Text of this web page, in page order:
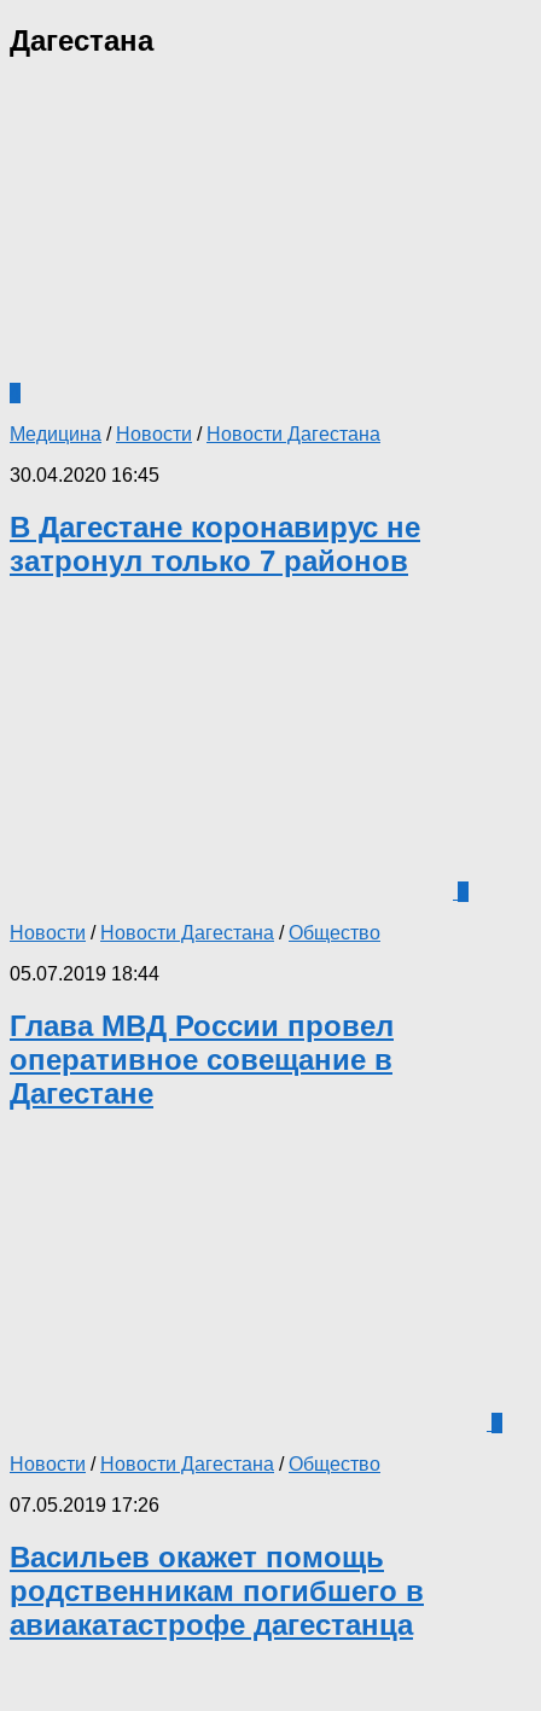
Дагестана
Медицина / Новости / Новости Дагестана
30.04.2020 16:45
В Дагестане коронавирус не
затронул только 7 районов
Новости / Новости Дагестана /Общество
05.07.2019 18:44
Глава МВД России провел
оперативное совещание в
Дагестане
Новости / Новости Дагестана /Общество
07.05.2019 17:26
Васильев окажет помощь
родственникам погибшего в
авиакатастрофе дагестанца